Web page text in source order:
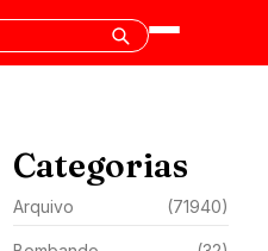
Categorias
Arquivo (71940)